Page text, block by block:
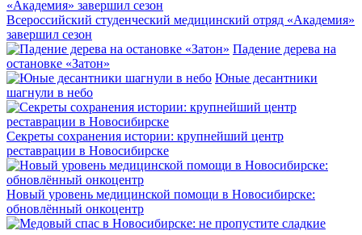
Всероссийский студенческий медицинский отряд «Академия»
завершил сезон
Падение дерева на
остановке «Затон»
Юные десантники
шагнули в небо
Секреты сохранения истории: крупнейший центр
реставрации в Новосибирске
Новый уровень медицинской помощи в Новосибирске:
обновлённый онкоцентр